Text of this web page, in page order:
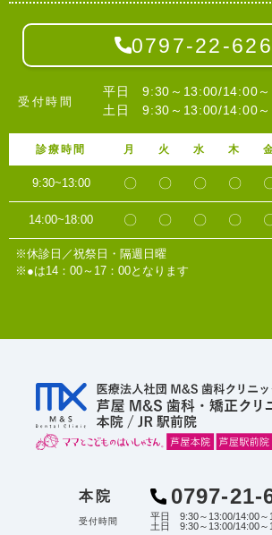
0797-22-
受付時間
平日 9:30～13:00/14:00
土日 9:30～13:00/14:00
診療時間 月 火 水 木
9:30~13:00 〇 〇 〇 〇
14:00~18:00 〇 〇 〇 〇
※休診日／祝祭日・隔週日曜
※●は14：00～17：00となります
本院 0797-21-
受付時間
平日 9:30～13:00/14:00～
土日 9:30～13:00/14:00～